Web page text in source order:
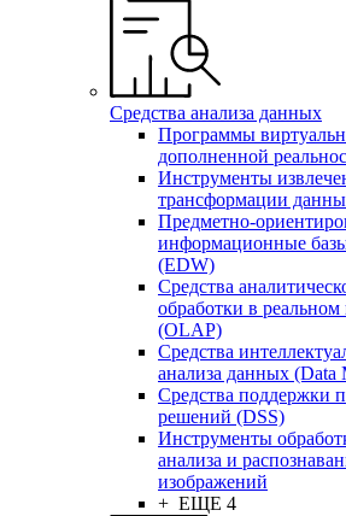
Средства анализа данных
Программы
дополненной
Инструменты
трансформации
Предметно-
информационные
(EDW)
Средства
обработки в реальном
(OLAP)
Средства
анализа данных (Data
Средства поддержки
решений (DSS)
Инструменты
анализа и
изображений
+ ЕЩЕ 4